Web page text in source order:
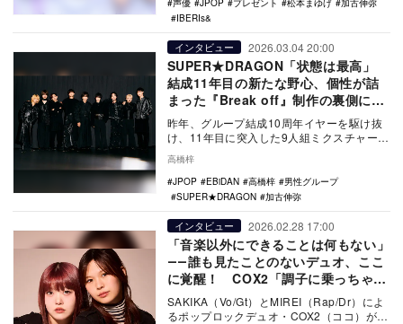
声優
JPOP プレゼント 松本まゆげ
加古伸弥
IBERIs&
インタビュー 2026.03.04 20:00
SUPER★DRAGON「状態は最高」
結成11年目の新たな野心、個性が詰
まった『Break off』制作の裏側に迫
る
昨年、グループ結成10周年イヤーを駆け抜
け、11年目に突入した9人組ミクスチャーユ
ニット・SUPER★DRAGONが『Break…
高橋梓
JPOP
EBiDAN 高橋梓
男性グループ
SUPER★DRAGON
加古伸弥
インタビュー 2026.02.28 17:00
「音楽以外にできることは何もない」
――誰も見たことのないデュオ、ここ
に覚醒！ COX2「調子に乗っちゃっ
て」の無敵モード
SAKIKA（Vo/Gt）とMIREI（Rap/Dr）によ
るポップロックデュオ・COX2（ココ）が、